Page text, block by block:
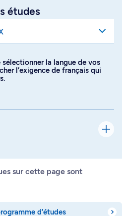
études
sélectionner la langue de vos
l’exigence de français qui
sur cette page sont
d’études